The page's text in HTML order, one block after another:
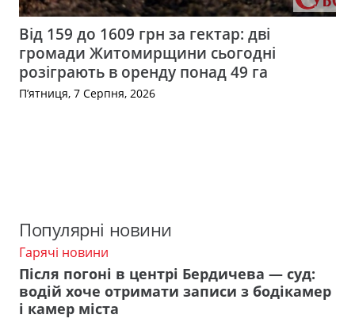
Від 159 до 1609 грн за гектар: дві
громади Житомирщини сьогодні
розіграють в оренду понад 49 га
П’ятниця, 7 Серпня, 2026
Популярні новини
Гарячі новини
Після погоні в центрі Бердичева — суд:
водій хоче отримати записи з бодікамер
і камер міста